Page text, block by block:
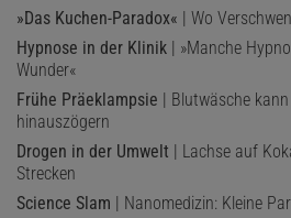
»Das Kuchen-Paradox« | Wo
Hypnose in der Klinik | »Manche
Wunder«
Frühe Präeklampsie | Blutwäsche
hinauszögern
Drogen in der Umwelt | Lachse auf
Strecken
Science Slam | Nanomedizin: Kleine